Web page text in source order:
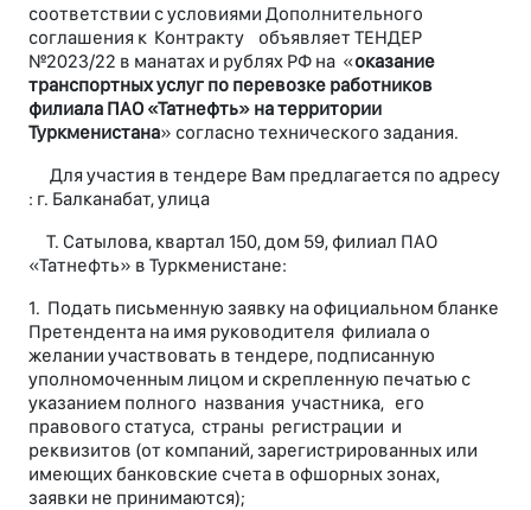
соответствии с условиями Дополнительного
соглашения к Контракту объявляет ТЕНДЕР
№2023/22 в манатах и рублях РФ на «оказание
транспортных услуг по перевозке работников
филиала ПАО «Татнефть» на территории
Туркменистана» согласно технического задания.
Для участия в тендере Вам предлагается по адресу
: г. Балканабат, улица
Т. Сатылова, квартал 150, дом 59, филиал ПАО
«Татнефть» в Туркменистане:
1. Подать письменную заявку на официальном бланке
Претендента на имя руководителя филиала о
желании участвовать в тендере, подписанную
уполномоченным лицом и скрепленную печатью с
указанием полного названия участника, его
правового статуса, страны регистрации и
реквизитов (от компаний, зарегистрированных или
имеющих банковские счета в офшорных зонах,
заявки не принимаются);